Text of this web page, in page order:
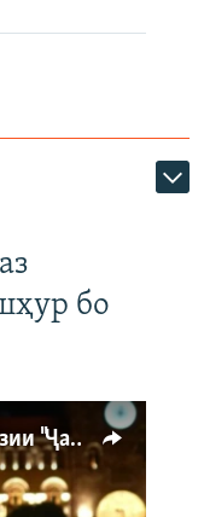
бо
Ҳаводории арманиҳо аз пирӯзии "Ҷаллод"-и тоҷик